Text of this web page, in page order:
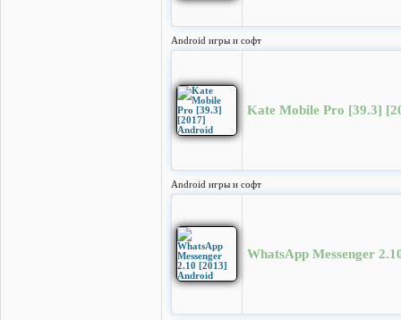
Android игры и софт
Kate Mobile Pro [39.3]
Android игры и софт
WhatsApp Messenger